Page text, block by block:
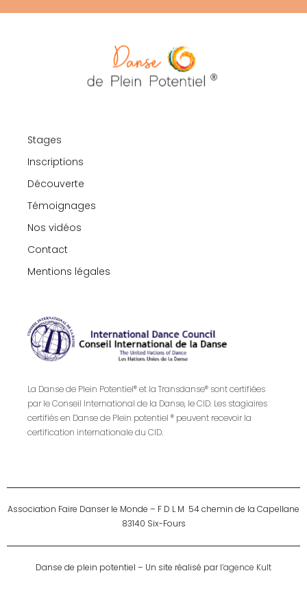
Stages
Inscriptions
Découverte
Témoignages
Nos vidéos
Contact
Mentions légales
La Danse de Plein Potentiel® et la Transdanse® sont certifiées
par le Conseil International de la Danse, le CID. Les stagiaires
certifiés en Danse de Plein potentiel ® peuvent recevoir la
certification internationale du CID.
Association Faire Danser le Monde – F D L M 54 chemin de la Capellane
83140 Six-Fours
Danse de plein potentiel – Un site réalisé parl’agence Kult